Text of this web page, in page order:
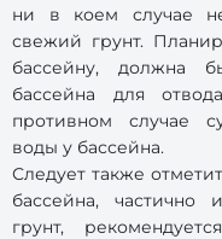
ни в коем случае
свежий грунт.
бассейну, должна
бассейна для
противном случае
воды у бассейна.
Следует также
бассейна, частично
грунт,